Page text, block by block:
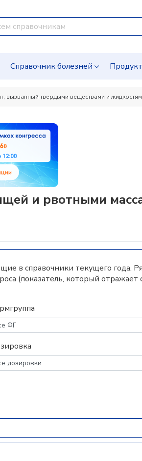
Справочник болезней
вызванный твердыми веществами и
и рвотными
в справочники текущего года.
(показатель, который